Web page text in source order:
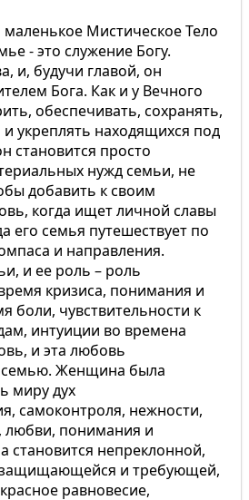
маленькое Мистическое Тело
- это служение Богу.
и, будучи главой, он
Бога. Как и у Вечного
обеспечивать, сохранять,
укреплять находящихся под
становится просто
нужд семьи, не
добавить к своим
когда ищет личной славы
его семья путешествует по
и направления.
и ее роль – роль
кризиса, понимания и
боли, чувствительности к
интуиции во времена
и эта любовь
семью. Женщина была
миру дух
самоконтроля, нежности,
любви, понимания и
становится непреклонной,
защищающейся и требующей,
равновесие,